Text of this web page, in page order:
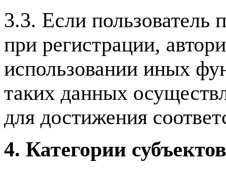
3.3. Если пользователь
при регистрации,
использовании иных
таких данных
для достижения
4. Категории